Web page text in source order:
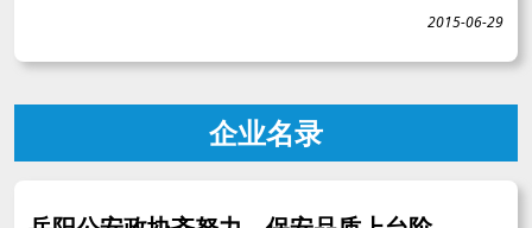
2015-06-29
企业名录